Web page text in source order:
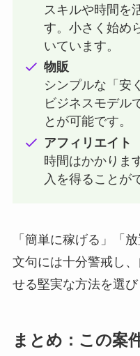
スキルや時間を
す。小さく始め
いています。
物販
シンプルな「安
ビジネスモデル
とが可能です。
アフィリエイト
時間はかかりま
入を得ることが
「簡単に稼げる」「
文句には十分警戒し
せる堅実な方法を選び
まとめ：この案